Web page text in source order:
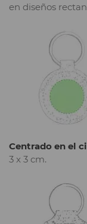
en diseños
Centrado en el
3 x 3 cm.